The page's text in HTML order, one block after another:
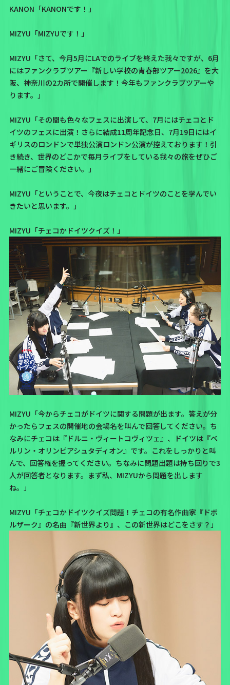
KANON「KANONです！」
MIZYU「MIZYUです！」
MIZYU「さて、今月5月にLAでのライブを終えた我々ですが、6月
にはファンクラブツアー『新しい学校の青春部ツアー2026』を大
阪、神奈川の2カ所で開催します！今年もファンクラブツアーや
ります。」
MIZYU「その間も色々なフェスに出演して、7月にはチェコとド
イツのフェスに出演！さらに結成11周年記念日、7月19日にはイ
ギリスのロンドンで単独公演ロンドン公演が控えております！引
き続き、世界のどこかで毎月ライブをしている我々の旅をぜひご
一緒にご冒険ください。」
MIZYU「ということで、今夜はチェコとドイツのことを学んでい
きたいと思います。」
MIZYU「チェコかドイツクイズ！」
MIZYU「今からチェコがドイツに関する問題が出ます。答えが分
かったらフェスの開催地の会場名を叫んで回答してください。ち
なみにチェコは『ドルニ・ヴィートコヴィツェ』、ドイツは『ベ
ルリン・オリンピアシュタディオン』です。これをしっかりと叫
んで、回答権を握ってください。ちなみに問題出題は持ち回りで3
人が回答者となります。まず私、MIZYUから問題を出します
ね。」
MIZYU「チェコかドイツクイズ問題！チェコの有名作曲家『ドボ
ルザーク』の名曲『新世界より』、この新世界はどこをさす？」